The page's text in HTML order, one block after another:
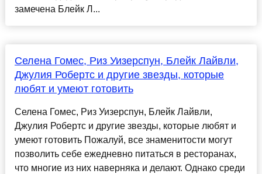
замечена Блейк Л...
Селена Гомес, Риз Уизерспун, Блейк Лайвли,
Джулия Робертс и другие звезды, которые
любят и умеют готовить
Селена Гомес, Риз Уизерспун, Блейк Лайвли,
Джулия Робертс и другие звезды, которые любят и
умеют готовить Пожалуй, все знаменитости могут
позволить себе ежедневно питаться в ресторанах,
что многие из них наверняка и делают. Однако среди